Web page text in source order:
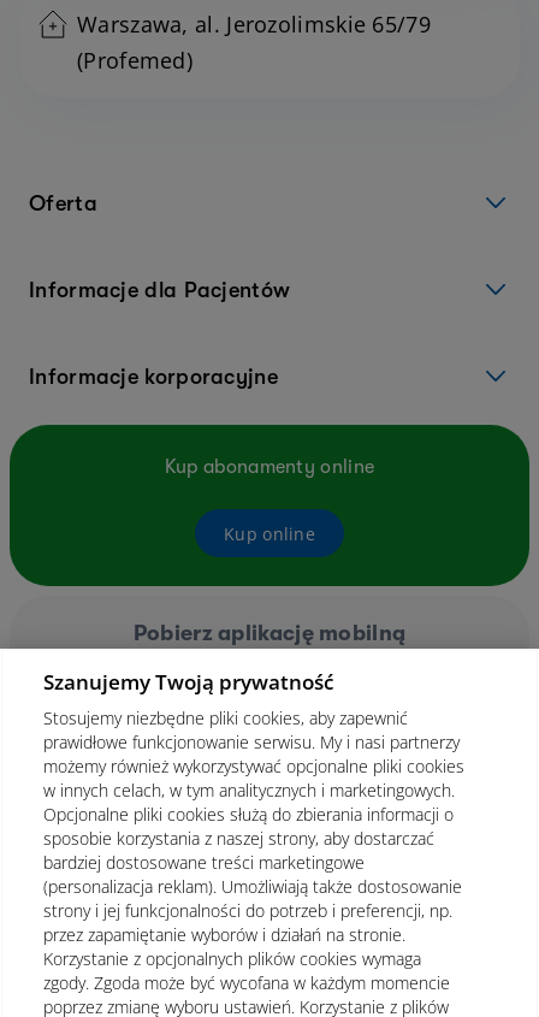
Warszawa, al. Jerozolimskie 65/79
(Profemed)
Oferta
Informacje dla Pacjentów
Informacje korporacyjne
Kup abonamenty online
Kup online
Pobierz aplikację mobilną
Szanujemy Twoją prywatność
Stosujemy niezbędne pliki cookies, aby zapewnić
prawidłowe funkcjonowanie serwisu. My i nasi partnerzy
możemy również wykorzystywać opcjonalne pliki cookies
w innych celach, w tym analitycznych i marketingowych.
Opcjonalne pliki cookies służą do zbierania informacji o
sposobie korzystania z naszej strony, aby dostarczać
bardziej dostosowane treści marketingowe
(personalizacja reklam). Umożliwiają także dostosowanie
strony i jej funkcjonalności do potrzeb i preferencji, np.
przez zapamiętanie wyborów i działań na stronie.
Korzystanie z opcjonalnych plików cookies wymaga
zgody. Zgoda może być wycofana w każdym momencie
poprzez zmianę wyboru ustawień. Korzystanie z plików